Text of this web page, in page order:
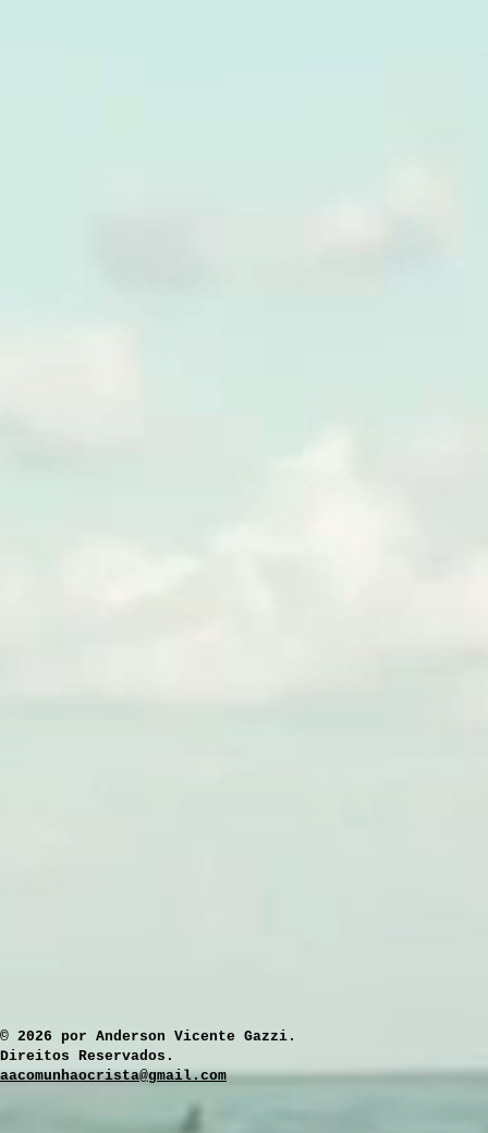
​© 2026 por Anderson Vicente Gazzi.
Direitos Reservados.
aacomunhaocrista@gmail.com